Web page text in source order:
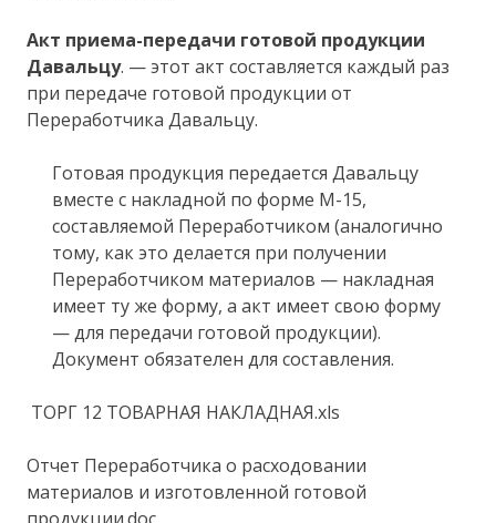
Акт приема-передачи готовой продукции
Давальцу. — этот акт составляется каждый раз
при передаче готовой продукции от
Переработчика Давальцу.
Готовая продукция передается Давальцу
вместе с накладной по форме М-15,
составляемой Переработчиком (аналогично
тому, как это делается при получении
Переработчиком материалов — накладная
имеет ту же форму, а акт имеет свою форму
— для передачи готовой продукции).
Документ обязателен для составления.
ТОРГ 12 ТОВАРНАЯ НАКЛАДНАЯ.xls
Отчет Переработчика о расходовании
материалов и изготовленной готовой